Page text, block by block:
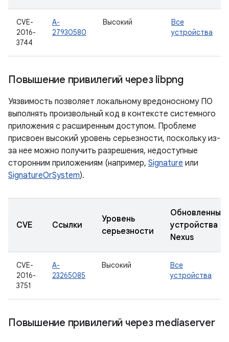
CVE-
2016-
3744
A-
27930580
Высокий
Все
устройства
Повышение привилегий через libpng
Уязвимость позволяет локальному вредоносному ПО
выполнять произвольный код в контексте системного
приложения с расширенным доступом. Проблеме
присвоен высокий уровень серьезности, поскольку из-
за нее можно получить разрешения, недоступные
сторонним приложениям (например, Signature или
SignatureOrSystem).
CVE Ссылки
Уровень
серьезности
Обновленные
устройства
Nexus
CVE-
2016-
3751
A-
23265085
Высокий
Все
устройства
Повышение привилегий через mediaserver